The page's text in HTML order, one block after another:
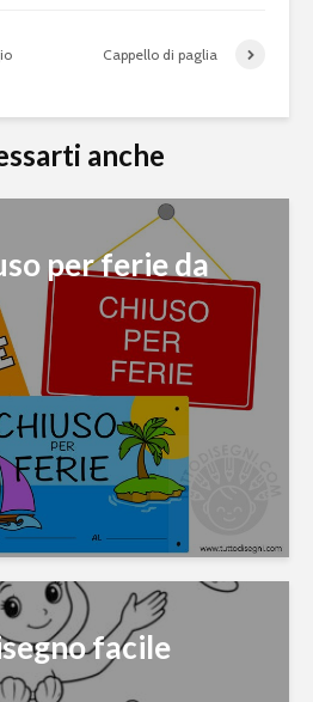
Cappello di paglia
anche
per ferie da
facile